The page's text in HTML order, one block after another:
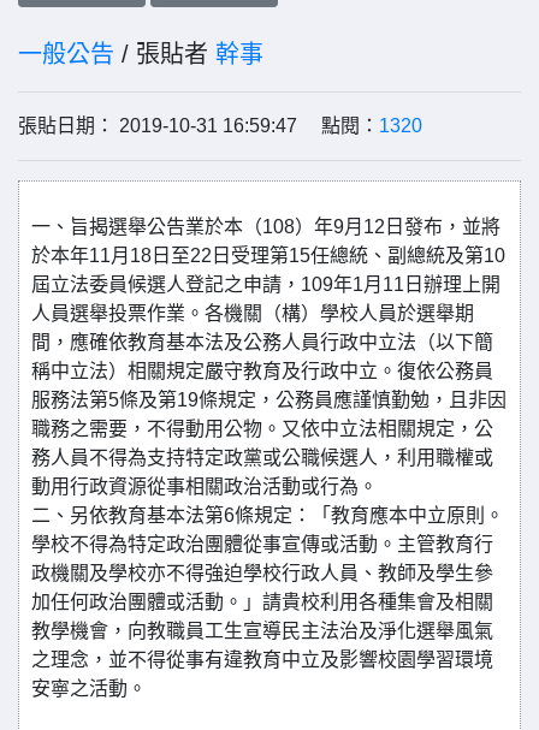
一般公告 / 張貼者 幹事
張貼日期： 2019-10-31 16:59:47 點閱： 1320
一、旨揭選舉公告業於本（108）年9月12日發布，並將
於本年11月18日至22日受理第15任總統、副總統及第10
屆立法委員候選人登記之申請，109年1月11日辦理上開
人員選舉投票作業。各機關（構）學校人員於選舉期
間，應確依教育基本法及公務人員行政中立法（以下簡
稱中立法）相關規定嚴守教育及行政中立。復依公務員
服務法第5條及第19條規定，公務員應謹慎勤勉，且非因
職務之需要，不得動用公物。又依中立法相關規定，公
務人員不得為支持特定政黨或公職候選人，利用職權或
動用行政資源從事相關政治活動或行為。
二、另依教育基本法第6條規定：「教育應本中立原則。
學校不得為特定政治團體從事宣傳或活動。主管教育行
政機關及學校亦不得強迫學校行政人員、教師及學生參
加任何政治團體或活動。」請貴校利用各種集會及相關
教學機會，向教職員工生宣導民主法治及淨化選舉風氣
之理念，並不得從事有違教育中立及影響校園學習環境
安寧之活動。